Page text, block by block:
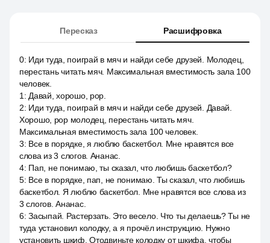
Пересказ Расшифровка
0: Иди туда, поиграй в мяч и найди себе друзей. Молодец,
перестань читать мяч. Максимальная вместимость зала 100
человек.
1 : Давай, хорошо, pop.
2: Иди туда, поиграй в мяч и найди себе друзей. Давай.
Хорошо, pop молодец, перестань читать мяч.
Максимальная вместимость зала 100 человек.
3: Все в порядке, я люблю баскетбол. Мне нравятся все
слова из 3 слогов. Ананас.
4: Пап, не понимаю, ты сказал, что любишь баскетбол?
5: Все в порядке, пап, не понимаю. Ты сказал, что любишь
баскетбол. Я люблю баскетбол. Мне нравятся все слова из
3 слогов. Ананас.
6:Засыпай. Растерзать. Это весело. Что ты делаешь? Ты не
туда установил колодку, а я прочёл инструкцию. Нужно
установить шкиф. Отодвиньте колодку от шкифа, чтобы